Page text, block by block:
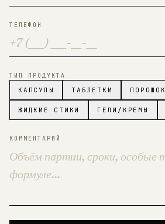
ТЕЛЕФОН
ТИП ПРОДУКТА
КАПСУЛЫ ТАБЛЕТКИ ПОРОШОК
ЖИДКИЕ СТИКИ ГЕЛИ/КРЕМЫ
КОММЕНТАРИЙ